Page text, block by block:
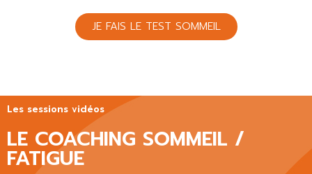
JE FAIS LE TEST SOMMEIL
Les sessions vidéos
LE COACHING SOMMEIL /
FATIGUE